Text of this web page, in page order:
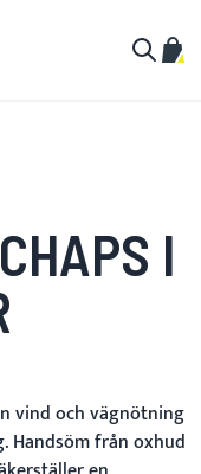
Min
I
vind och vägnötning
Handsöm från oxhud